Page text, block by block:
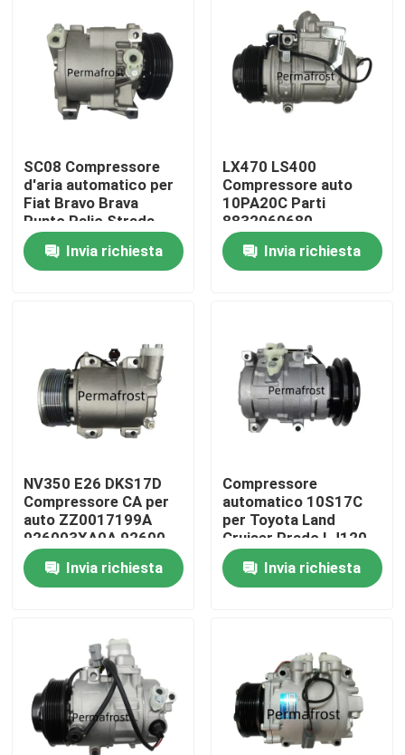
Casa.
Visita alla fabbrica
Contattaci
Chiedi un preventivo
Compressore automatico di corrente alternata
Compressore di aria condizionata
SC08 Compressore
d'aria automatico per
Fiat Bravo Brava
Punto Palio Strada
Lancia Stilo Punto
442100-0281
442100-0284
Invia richiesta
LX470 LS400
Compressore auto
10PA20C Parti
8832060680
8832060681
Invia richiesta
NV350 E26 DKS17D
Compressore CA per
auto ZZ0017199A
926003XA0A 92600-
3XA0A
Invia richiesta
Compressore
automatico 10S17C
per Toyota Land
Cruiser Prado LJ120
Hiace
Invia richiesta